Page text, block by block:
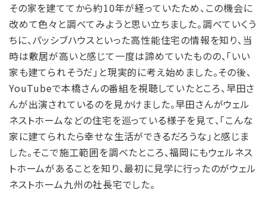
その家を建ててから約10年が経っていたため、この機会に
改めて色々と調べてみようと思い立ちました。調べていくう
ちに、パッシブハウスといった高性能住宅の情報を知り、当
時は敷居が高いと感じて一度は諦めていたものの、「いい
家も建てられそうだ」と現実的に考え始めました。その後、
YouTubeで本橋さんの番組を視聴していたところ、早田さ
んが出演されているのを見かけました。早田さんがウェル
ネストホームなどの住宅を巡っている様子を見て、「こんな
家に建てられたら幸せな生活ができるだろうな」と感じま
した。そこで施工範囲を調べたところ、福岡にもウェルネス
トホームがあることを知り、最初に見学に行ったのがウェル
ネストホーム九州の社長宅でした。